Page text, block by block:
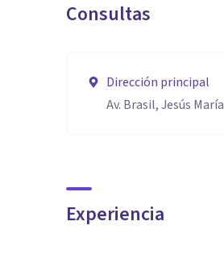
Consultas
Dirección principal
Av. Brasil, Jesús María
Experiencia